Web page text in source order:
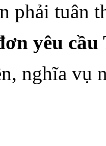
phải tuân
yêu
nghĩa vụ